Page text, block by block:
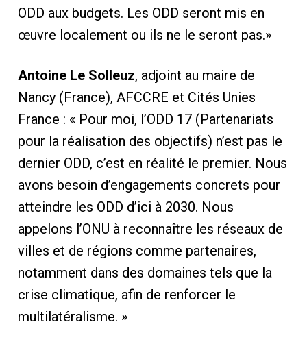
ODD aux budgets. Les ODD seront mis en
œuvre localement ou ils ne le seront pas.»
Antoine Le Solleuz, adjoint au maire de
Nancy (France), AFCCRE et Cités Unies
France : « Pour moi, l’ODD 17 (Partenariats
pour la réalisation des objectifs) n’est pas le
dernier ODD, c’est en réalité le premier. Nous
avons besoin d’engagements concrets pour
atteindre les ODD d’ici à 2030. Nous
appelons l’ONU à reconnaître les réseaux de
villes et de régions comme partenaires,
notamment dans des domaines tels que la
crise climatique, afin de renforcer le
multilatéralisme. »